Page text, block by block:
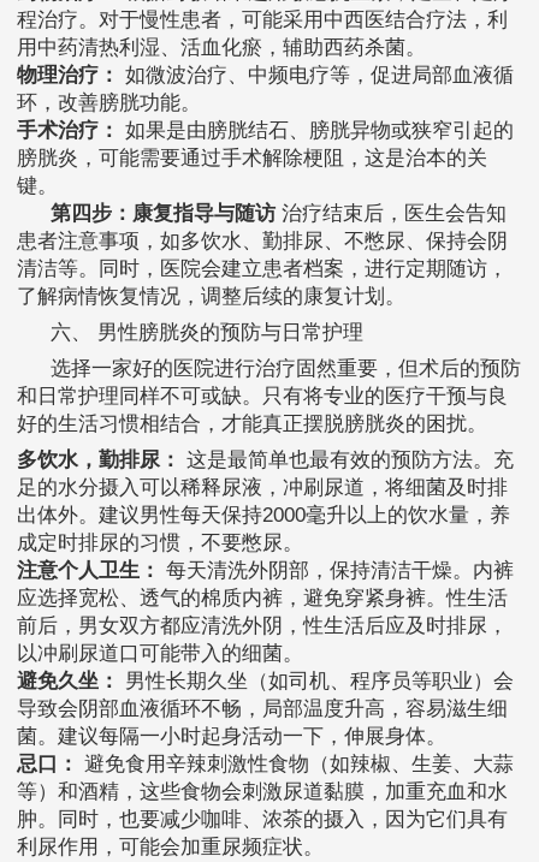
程治疗。对于慢性患者，可能采用中西医结合疗法，利
用中药清热利湿、活血化瘀，辅助西药杀菌。
物理治疗： 如微波治疗、中频电疗等，促进局部血液循
环，改善膀胱功能。
手术治疗： 如果是由膀胱结石、膀胱异物或狭窄引起的
膀胱炎，可能需要通过手术解除梗阻，这是治本的关
键。
第四步：康复指导与随访 治疗结束后，医生会告知
患者注意事项，如多饮水、勤排尿、不憋尿、保持会阴
清洁等。同时，医院会建立患者档案，进行定期随访，
了解病情恢复情况，调整后续的康复计划。
六、 男性膀胱炎的预防与日常护理
选择一家好的医院进行治疗固然重要，但术后的预防
和日常护理同样不可或缺。只有将专业的医疗干预与良
好的生活习惯相结合，才能真正摆脱膀胱炎的困扰。
多饮水，勤排尿： 这是最简单也最有效的预防方法。充
足的水分摄入可以稀释尿液，冲刷尿道，将细菌及时排
出体外。建议男性每天保持2000毫升以上的饮水量，养
成定时排尿的习惯，不要憋尿。
注意个人卫生： 每天清洗外阴部，保持清洁干燥。内裤
应选择宽松、透气的棉质内裤，避免穿紧身裤。性生活
前后，男女双方都应清洗外阴，性生活后应及时排尿，
以冲刷尿道口可能带入的细菌。
避免久坐：
男性长期久坐（如司机、程序员等职业）会
导致会阴部血液循环不畅，局部温度升高，容易滋生细
菌。建议每隔一小时起身活动一下，伸展身体。
忌口： 避免食用辛辣刺激性食物（如辣椒、生姜、大蒜
等）和酒精，这些食物会刺激尿道黏膜，加重充血和水
肿。同时，也要减少咖啡、浓茶的摄入，因为它们具有
利尿作用，可能会加重尿频症状。